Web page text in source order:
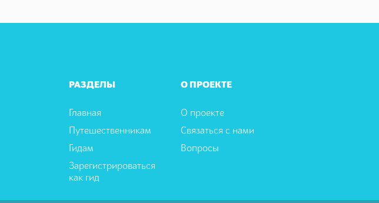
РАЗДЕЛЫ
Главная
Путешественникам
Гидам
Зарегистрироваться
как гид
О ПРОЕКТЕ
О проекте
Связаться с нами
Вопросы